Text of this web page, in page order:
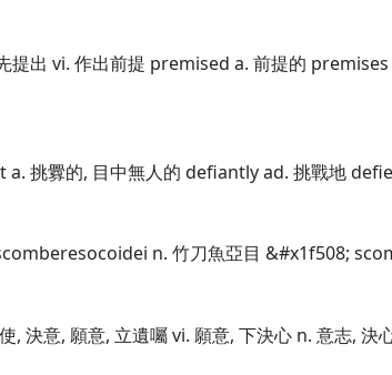
出 vi. 作出前提 premised a. 前提的
挑釁的, 目中無人的 defiantly ad. 挑戰地
n. 竹刀魚亞目 &#x1f508;
, 決意, 願意, 立遺囑 vi. 願意, 下決心 n. 意志,